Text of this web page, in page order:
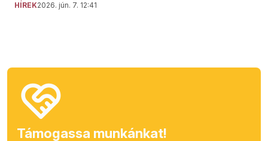
HÍREK2026. jún. 7. 12:41
Támogassa munkánkat!